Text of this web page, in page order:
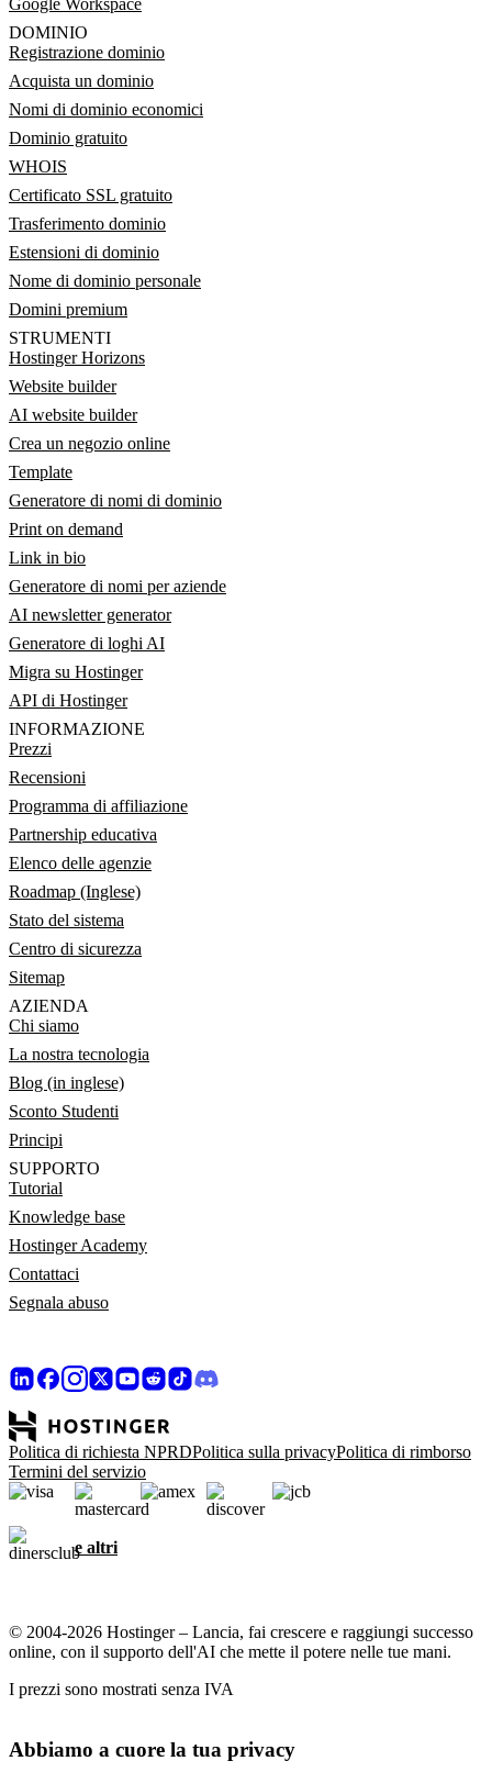
Google Workspace
DOMINIO
Registrazione dominio
Acquista un dominio
Nomi di dominio economici
Dominio gratuito
WHOIS
Certificato SSL gratuito
Trasferimento dominio
Estensioni di dominio
Nome di dominio personale
Domini premium
STRUMENTI
Hostinger Horizons
Website builder
AI website builder
Crea un negozio online
Template
Generatore di nomi di dominio
Print on demand
Link in bio
Generatore di nomi per aziende
AI newsletter generator
Generatore di loghi AI
Migra su Hostinger
API di Hostinger
INFORMAZIONE
Prezzi
Recensioni
Programma di affiliazione
Partnership educativa
Elenco delle agenzie
Roadmap (Inglese)
Stato del sistema
Centro di sicurezza
Sitemap
AZIENDA
Chi siamo
La nostra tecnologia
Blog (in inglese)
Sconto Studenti
Principi
SUPPORTO
Tutorial
Knowledge base
Hostinger Academy
Contattaci
Segnala abuso
Politica di richiesta NPRDPolitica sulla privacyPolitica di rimborso
Termini del servizio
e altri
© 2004-2026 Hostinger – Lancia, fai crescere e raggiungi successo
online, con il supporto dell'AI che mette il potere nelle tue mani.
I prezzi sono mostrati senza IVA
Abbiamo a cuore la tua privacy